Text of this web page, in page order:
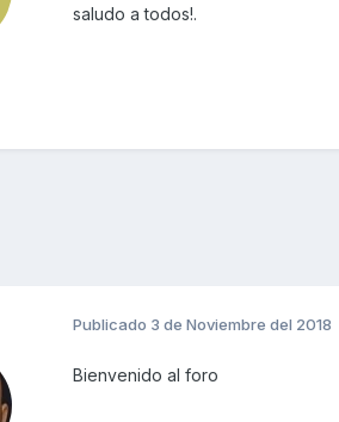
saludo a todos!.
Publicado 3 de Noviembre del 2018
Bienvenido al foro